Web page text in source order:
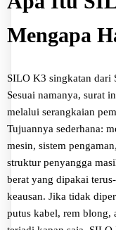
Mengapa
SILO K3 singkatan dari
Sesuai namanya, surat
melalui serangkaian
Tujuannya sederhana:
mesin, sistem
struktur penyangga
berat yang dipakai
keausan. Jika tidak
putus kabel, rem blong,